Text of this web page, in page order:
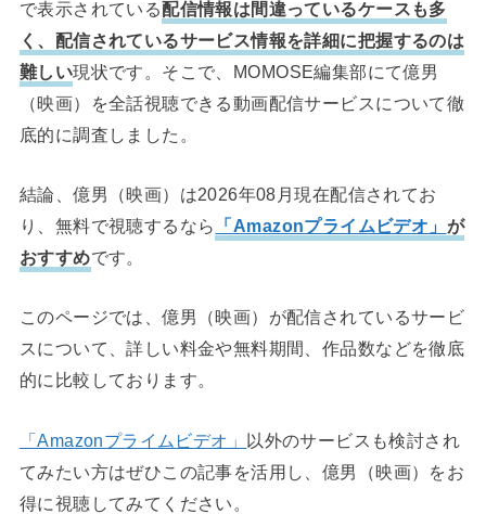
で表示されている配信情報は間違っているケースも多
く、配信されているサービス情報を詳細に把握するのは
難しい現状です。そこで、MOMOSE編集部にて億男
（映画）を全話視聴できる動画配信サービスについて徹
底的に調査しました。
結論、億男（映画）は2026年08月現在配信されてお
り、無料で視聴するなら
「Amazonプライムビデオ」 が
おすすめです。
このページでは、億男（映画）が配信されているサービ
スについて、詳しい料金や無料期間、作品数などを徹底
的に比較しております。
「Amazonプライムビデオ」 以外のサービスも検討され
てみたい方はぜひこの記事を活用し、億男（映画）をお
得に視聴してみてください。